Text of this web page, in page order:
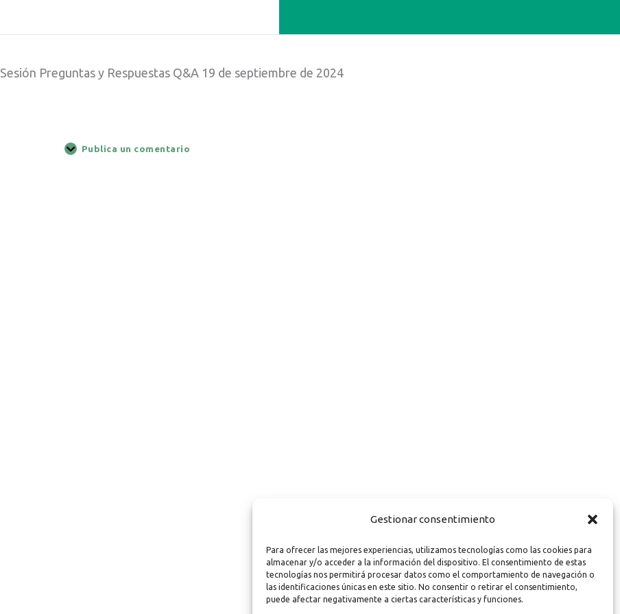
Gestionar consentimiento
Para ofrecer las mejores experiencias, utilizamos tecnologías como las cookies para
almacenar y/o acceder a la información del dispositivo. El consentimiento de estas
tecnologías nos permitirá procesar datos como el comportamiento de navegación o
las identificaciones únicas en este sitio. No consentir o retirar el consentimiento,
puede afectar negativamente a ciertas características y funciones.
Sesión Preguntas y Respuestas Q&A 19 de septiembre de 2024
Publica un comentario